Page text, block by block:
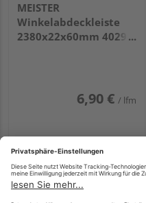
MEISTER
Winkelabdeckleiste
2380x22x60mm 4029
6,90 € / lfm